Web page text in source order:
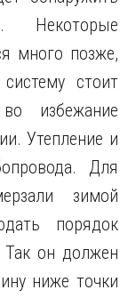
Некоторые
много позже,
стоит
избежание
Утепление и
Для
зимой
порядок
Так он должен
ниже точки